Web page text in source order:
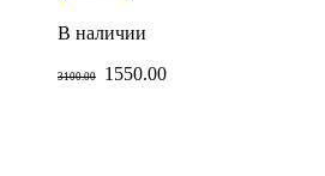
В наличии
3100.00 1550.00